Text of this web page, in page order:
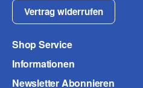
Fax
Vertrag widerrufen
Shop Service
Informationen
Newsletter Abonnieren